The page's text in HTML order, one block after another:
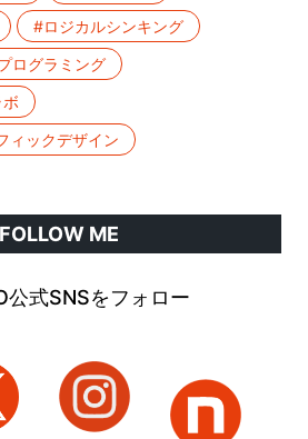
#ロジカルシンキング
ログラミング
ィックデザイン
FOLLOW ME
公式SNSをフォロー